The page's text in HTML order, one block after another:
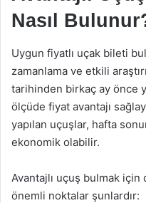
Nasıl
Uygun fiyatlı uçak bileti
zamanlama ve etkili
tarihinden birkaç ay önce
ölçüde fiyat avantajı
yapılan uçuşlar, hafta
ekonomik olabilir.
Avantajlı uçuş bulmak
önemli noktalar şunlardır: